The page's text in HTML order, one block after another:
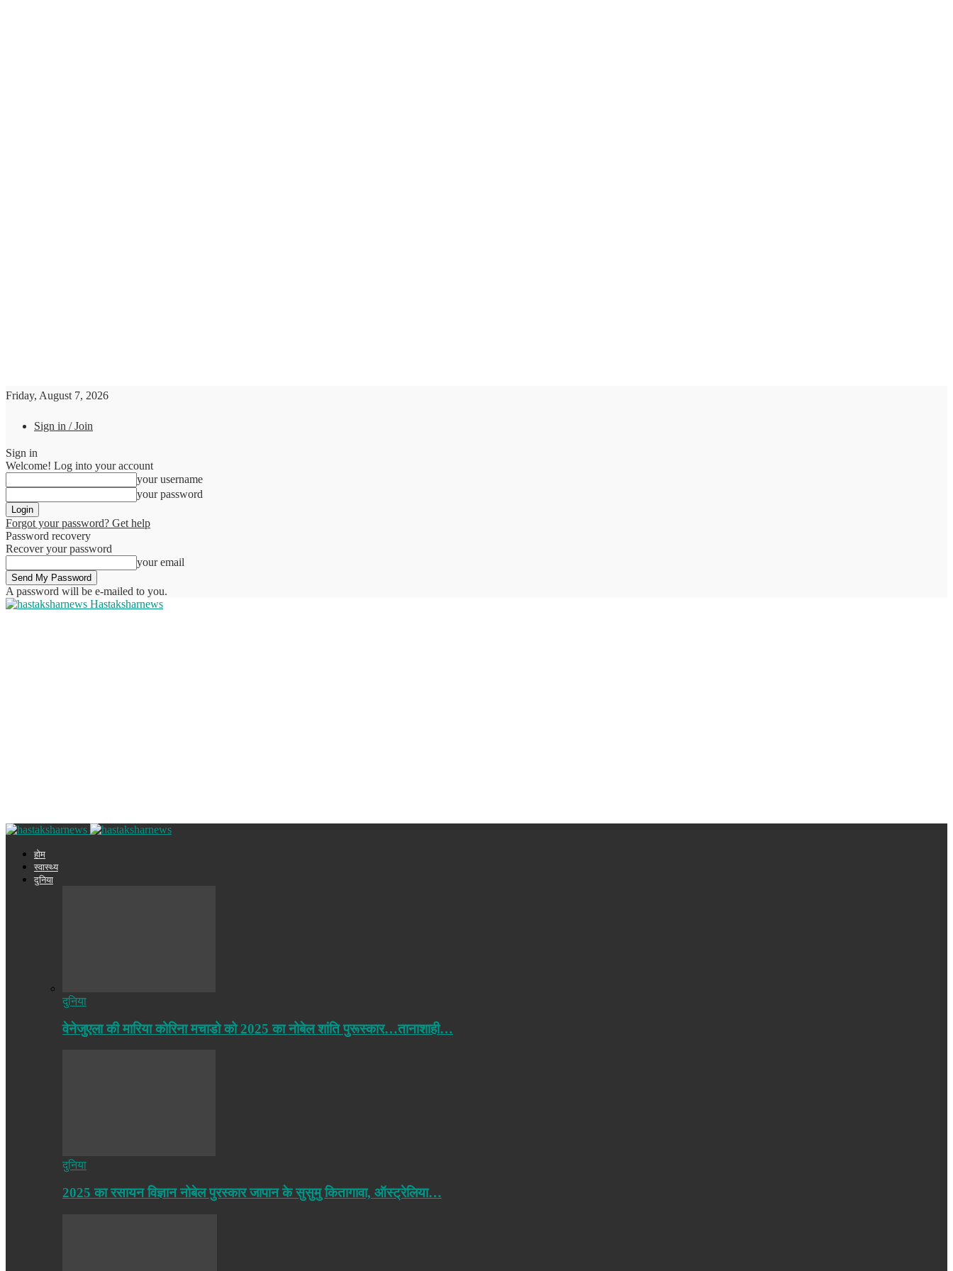
Friday, August 7, 2026
Sign in / Join
Sign in
Welcome! Log into your account
your username
your password
Forgot your password? Get help
Password recovery
Recover your password
your email
A password will be e-mailed to you.
Hastaksharnews
होम
स्वास्थ्य
दुनिया
दुनिया
वेनेजुएला की मारिया कोरिना मचाडो को 2025 का नोबेल शांति पुरूस्कार…तानाशाही…
दुनिया
2025 का रसायन विज्ञान नोबेल पुरस्कार जापान के सुसुमु कितागावा, ऑस्ट्रेलिया…